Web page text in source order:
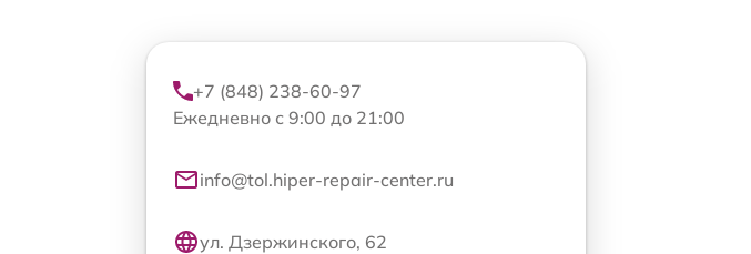
+7 (848) 238-60-97
Ежедневно с 9:00 до 21:00
info@tol.hiper-repair-center.ru
ул. Дзержинского, 62